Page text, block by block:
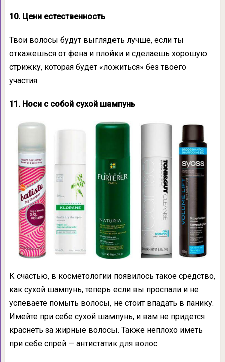
10. Цени естественность
Твои волосы будут выглядеть лучше, если ты
откажешься от фена и плойки и сделаешь хорошую
стрижку, которая будет «ложиться» без твоего
участия.
11. Носи с собой сухой шампунь
К счастью, в косметологии появилось такое средство,
как сухой шампунь, теперь если вы проспали и не
успеваете помыть волосы, не стоит впадать в панику.
Имейте при себе сухой шампунь, и вам не придется
краснеть за жирные волосы. Также неплохо иметь
при себе спрей — антистатик для волос.